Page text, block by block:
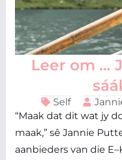
Leer om …
Self
“Maak dat dit wat jy
maak,” sê Jannie
aanbieders van die